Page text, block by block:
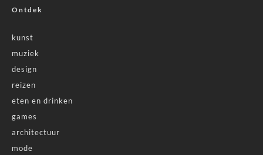
Ontdek
kunst
muziek
design
reizen
eten en drinken
games
architectuur
mode